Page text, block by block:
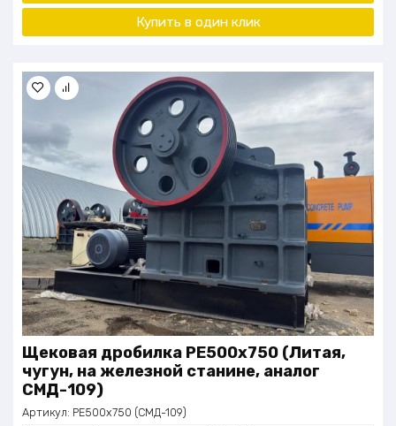
Купить в один клик
Щековая дробилка PE500х750 (Литая,
чугун, на железной станине, аналог
СМД-109)
Артикул: PE500х750 (СМД-109)